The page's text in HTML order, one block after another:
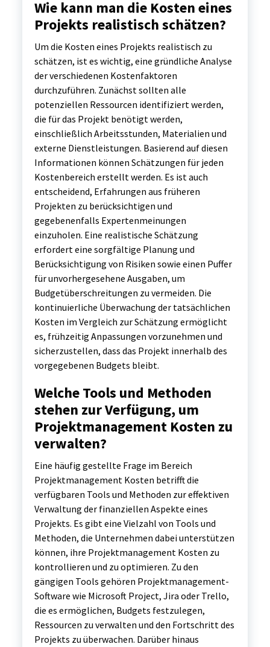
Wie kann man die Kosten eines
Projekts realistisch schätzen?
Um die Kosten eines Projekts realistisch zu
schätzen, ist es wichtig, eine gründliche Analyse
der verschiedenen Kostenfaktoren
durchzuführen. Zunächst sollten alle
potenziellen Ressourcen identifiziert werden,
die für das Projekt benötigt werden,
einschließlich Arbeitsstunden, Materialien und
externe Dienstleistungen. Basierend auf diesen
Informationen können Schätzungen für jeden
Kostenbereich erstellt werden. Es ist auch
entscheidend, Erfahrungen aus früheren
Projekten zu berücksichtigen und
gegebenenfalls Expertenmeinungen
einzuholen. Eine realistische Schätzung
erfordert eine sorgfältige Planung und
Berücksichtigung von Risiken sowie einen Puffer
für unvorhergesehene Ausgaben, um
Budgetüberschreitungen zu vermeiden. Die
kontinuierliche Überwachung der tatsächlichen
Kosten im Vergleich zur Schätzung ermöglicht
es, frühzeitig Anpassungen vorzunehmen und
sicherzustellen, dass das Projekt innerhalb des
vorgegebenen Budgets bleibt.
Welche Tools und Methoden
stehen zur Verfügung, um
Projektmanagement Kosten zu
verwalten?
Eine häufig gestellte Frage im Bereich
Projektmanagement Kosten betrifft die
verfügbaren Tools und Methoden zur effektiven
Verwaltung der finanziellen Aspekte eines
Projekts. Es gibt eine Vielzahl von Tools und
Methoden, die Unternehmen dabei unterstützen
können, ihre Projektmanagement Kosten zu
kontrollieren und zu optimieren. Zu den
gängigen Tools gehören Projektmanagement-
Software wie Microsoft Project, Jira oder Trello,
die es ermöglichen, Budgets festzulegen,
Ressourcen zu verwalten und den Fortschritt des
Projekts zu überwachen. Darüber hinaus